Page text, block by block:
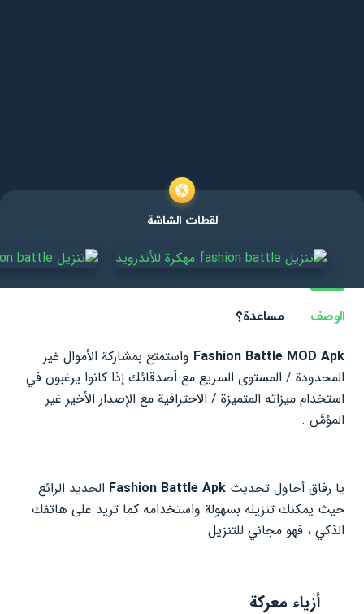
لقطات الشاشة
الوصف
مساعدة؟
Fashion Battle MOD Apk واستمتع بمشاركة الأموال غير
المحدودة / المستوى السريع مع أصدقائك إذا كانوا يرغبون في
استخدام ميزاته المتميزة / الاحترافية مع الإصدار الأخير غير
المؤمَّن .
يا رفاق أحاول تحديث Fashion Battle Apk
الجديد الرائع
حيث يمكنك تنزيله بسهولة واستخدامه كما تريد على هاتفك
الذكي ، فهو مجاني للتنزيل.
أزياء معركة